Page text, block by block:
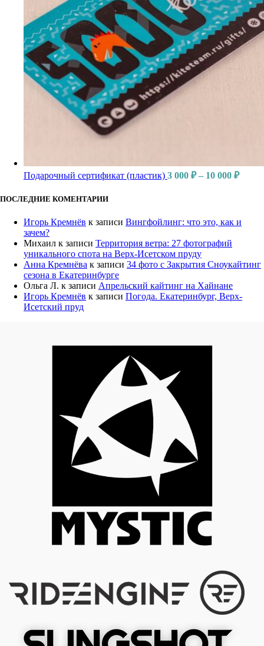
Подарочный сертификат (пластик) 3 000 ₽ – 10 000 ₽
ПОСЛЕДНИЕ КОМЕНТАРИИ
Игорь Кремнёв к записи Вингфойлинг: что это, как и
зачем?
Михаил к записи Территория ветра: 27 фотографий
уникального спота на Верх-Исетском пруду
Анна Кремнёва к записи 34 фото с Закрытия Сноукайтинг
сезона в Екатеринбурге
Ольга Л. к записи Апрельский кайтинг на Хайнане
Игорь Кремнёв к записи Погода. Екатеринбург, Верх-
Исетский пруд